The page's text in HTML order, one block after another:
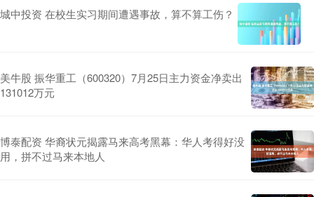
城中投资 在校生实习期间遭遇事故，算不算工伤？
美牛股 振华重工（600320）7月25日主力资金净卖出
131012万元
博泰配资 华裔状元揭露马来高考黑幕：华人考得好没
用，拼不过马来本地人